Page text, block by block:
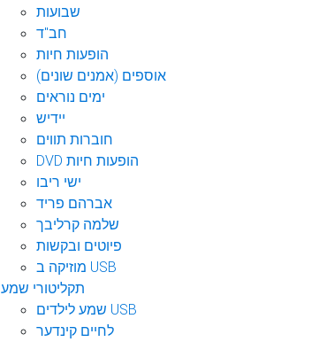
שבועות
חב"ד
הופעות חיות
אוספים (אמנים שונים)
ימים נוראים
יידיש
חוברות תווים
DVD הופעות חיות
ישי ריבו
אברהם פריד
שלמה קרליבך
פיוטים ובקשות
מוזיקה ב USB
תקליטורי שמע
שמע לילדים USB
לחיים קינדער